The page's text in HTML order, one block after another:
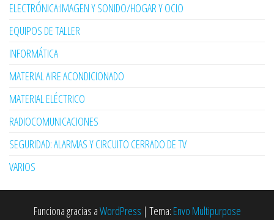
ELECTRÓNICA:IMAGEN Y SONIDO/HOGAR Y OCIO
EQUIPOS DE TALLER
INFORMÁTICA
MATERIAL AIRE ACONDICIONADO
MATERIAL ELÉCTRICO
RADIOCOMUNICACIONES
SEGURIDAD: ALARMAS Y CIRCUITO CERRADO DE TV
VARIOS
Funciona gracias aWordPress | Tema: Envo Multipurpose